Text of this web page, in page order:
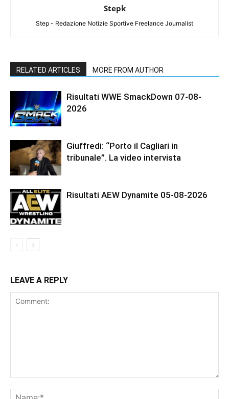
Stepk
Step - Redazione Notizie Sportive Freelance Journalist
RELATED ARTICLES MORE FROM AUTHOR
Risultati WWE SmackDown 07-08-
2026
Giuffredi: “Porto il Cagliari in
tribunale”. La video intervista
Risultati AEW Dynamite 05-08-2026
LEAVE A REPLY